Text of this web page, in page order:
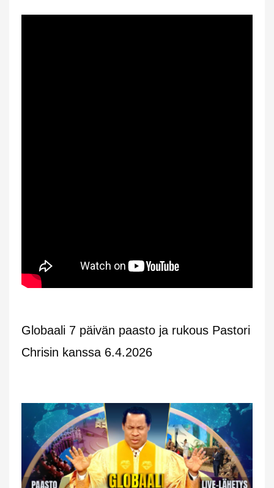
Globaali 7 päivän paasto ja rukous Pastori
Chrisin kanssa 6.4.2026